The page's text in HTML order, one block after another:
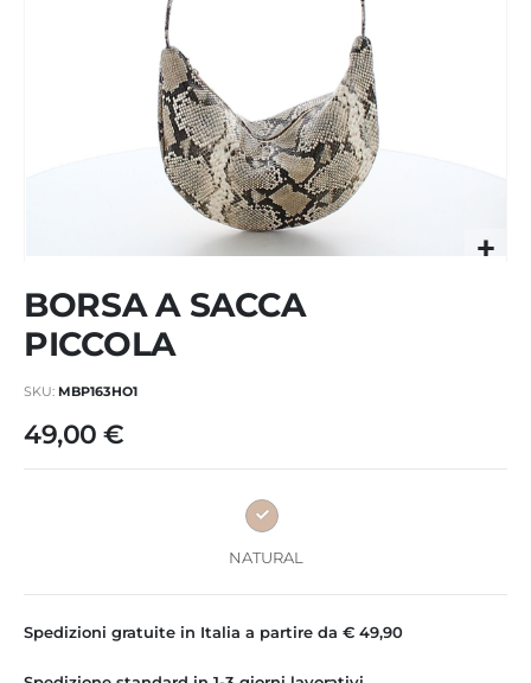
all'inizio
della
galleria
immagini
BORSA A SACCA
PICCOLA
SKU MBP163HO1
49,00 €
NATURAL
Spedizioni gratuite in Italia a partire da € 49,90